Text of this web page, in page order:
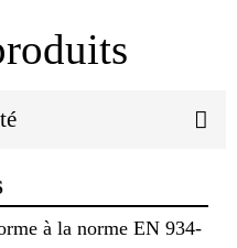
à la norme EN 934-